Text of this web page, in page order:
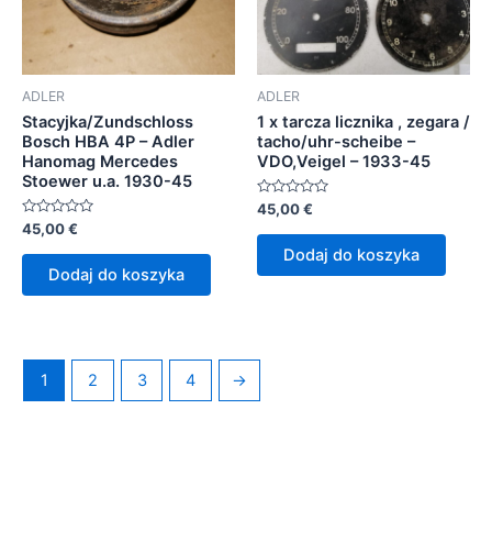
ADLER
Stacyjka/Zundschloss
Bosch HBA 4P – Adler
Hanomag Mercedes
Stoewer u.a. 1930-45
Oceniono
0
na
45,00€
Dodaj do koszyka
ADLER
1 x tarcza licznika , zegara /
tacho/uhr-scheibe –
VDO,Veigel – 1933-45
Oceniono
0
na
45,00€
Dodaj do koszyka
1 2 3 4 →